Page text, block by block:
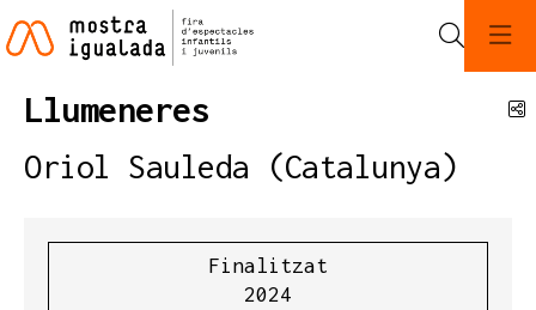
Llumeneres
Oriol Sauleda (Catalunya)
Finalitzat
2024